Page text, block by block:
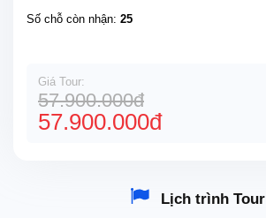
Số chỗ còn nhận: 25
Giá Tour:
57.900.000đ
57.900.000đ
Lịch trình Tour